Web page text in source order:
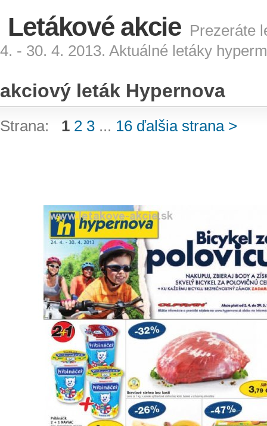
Letákové akcie Prezeráte
4. - 30. 4. 2013. Aktuálné letáky
akciový leták Hypernova
Strana: 1 2 3 ... 16 ďalšia strana >